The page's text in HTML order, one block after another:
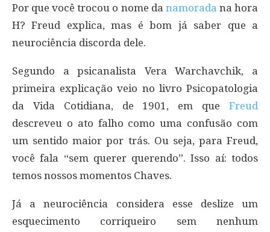
Por que você trocou o nome da namorada na hora
H? Freud explica, mas é bom já saber que a
neurociência discorda dele.
Segundo a psicanalista Vera Warchavchik, a
primeira explicação veio no livro Psicopatologia
da Vida Cotidiana, de 1901, em que Freud
descreveu o ato falho como uma confusão com
um sentido maior por trás. Ou seja, para Freud,
você fala “sem querer querendo”. Isso aí: todos
temos nossos momentos Chaves.
Já a neurociência considera esse deslize um
esquecimento corriqueiro sem nenhum